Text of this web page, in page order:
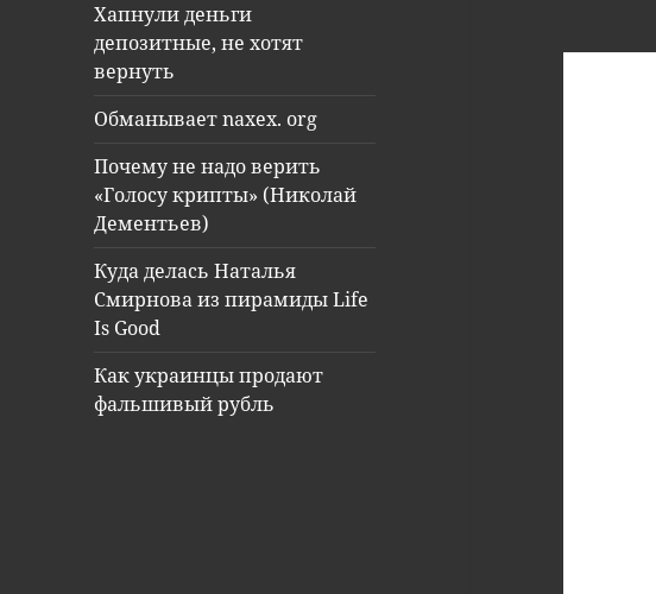
Хапнули деньги
депозитные, не хотят
вернуть
Обманывает naxex. org
Почему не надо верить
«Голосу крипты» (Николай
Дементьев)
Куда делась Наталья
Смирнова из пирамиды Life
Is Good
Как украинцы продают
фальшивый рубль